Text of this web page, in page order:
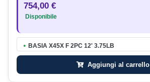
754,00 €
Disponibile
● BASIA X45X F 2PC 12' 3.75LB
Aggiungi al carrello